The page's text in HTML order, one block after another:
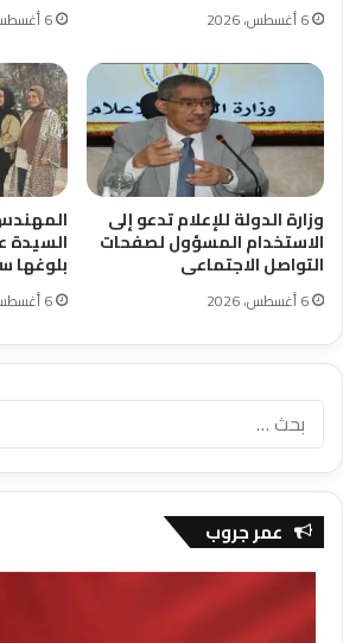
6 أغسطس، 2026 6 أغسطس، 2026
وزارة الدولة للإعلام تدعو إلى
الاستخدام المسؤول لصفحات
التواصل الاجتماعى
6 أغسطس، 2026
السيدة
بلوغها
6 أغسطس، 2026
عمر جروب